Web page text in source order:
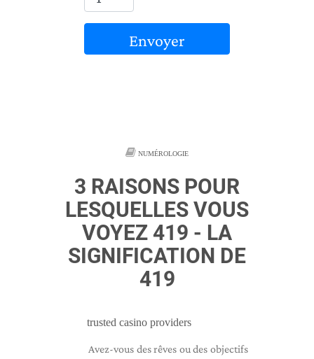
Envoyer
NUMÉROLOGIE
3 RAISONS POUR
LESQUELLES VOUS
VOYEZ 419 - LA
SIGNIFICATION DE
419
trusted casino providers
Avez-vous des rêves ou des objectifs